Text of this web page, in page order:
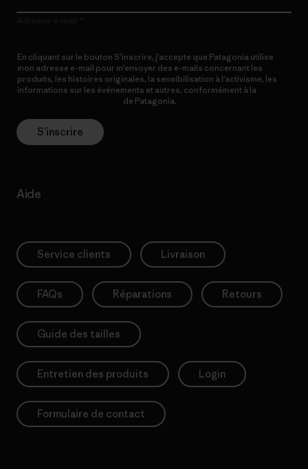
En cliquant sur le bouton S’inscrire, j’accepte que Patagonia utilise
mon adresse e-mail pour m’envoyer des e-mails concernant les
produits, les histoires originales, la sensibilisation à l’activisme, les
informations sur les événements et autres, conformément à la
de Patagonia.
S’inscrire
Aide
Service clients Livraison
FAQs Réparations Retours
Guide des tailles
Entretien des produits Login
Formulaire de contact